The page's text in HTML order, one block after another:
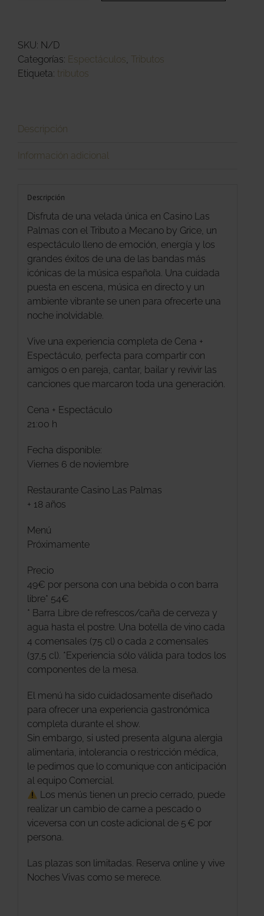
cantidad
SKU: N/D
Categorías: Espectáculos, Tributos
Etiqueta: tributos
Descripción
Información adicional
Descripción
Disfruta de una velada única en Casino Las
Palmas con el Tributo a Mecano by Grice, un
espectáculo lleno de emoción, energía y los
grandes éxitos de una de las bandas más
icónicas de la música española. Una cuidada
puesta en escena, música en directo y un
ambiente vibrante se unen para ofrecerte una
noche inolvidable.
Vive una experiencia completa de Cena +
Espectáculo, perfecta para compartir con
amigos o en pareja, cantar, bailar y revivir las
canciones que marcaron toda una generación.
Cena + Espectáculo
21:00 h
Fecha disponible:
Viernes 6 de noviembre
Restaurante Casino Las Palmas
+ 18 años
Menú
Próximamente
Precio
49€ por persona con una bebida o con barra
libre* 54€
* Barra Libre de refrescos/caña de cerveza y
agua hasta el postre. Una botella de vino cada
4 comensales (75 cl) o cada 2 comensales
(37,5 cl). *Experiencia sólo válida para todos los
componentes de la mesa.
El menú ha sido cuidadosamente diseñado
para ofrecer una experiencia gastronómica
completa durante el show.
Sin embargo, si usted presenta alguna alergia
alimentaria, intolerancia o restricción médica,
le pedimos que lo comunique con anticipación
al equipo Comercial.
Los menús tienen un precio cerrado, puede
realizar un cambio de carne a pescado o
viceversa con un coste adicional de 5 € por
persona.
Las plazas son limitadas. Reserva online y vive
Noches Vivas como se merece.